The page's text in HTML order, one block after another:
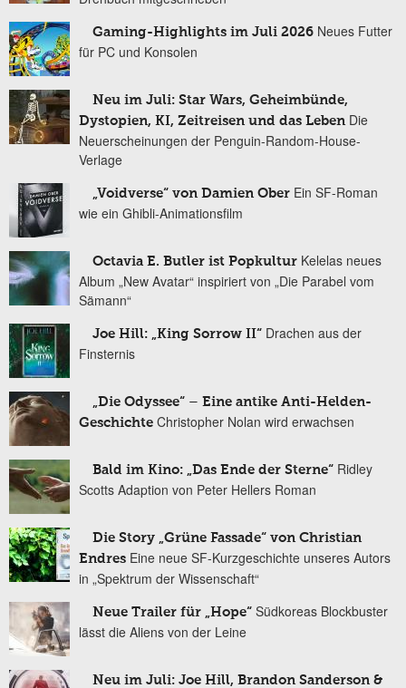
Gaming-Highlights im Juli 2026 Neues Futter
für PC und Konsolen
Neu im Juli: Star Wars, Geheimbünde,
Dystopien, KI, Zeitreisen und das Leben Die
Neuerscheinungen der Penguin-Random-House-
Verlage
„Voidverse“ von Damien Ober Ein SF-Roman
wie ein Ghibli-Animationsfilm
Octavia E. Butler ist Popkultur Kelelas neues
Album „New Avatar“ inspiriert von „Die Parabel vom
Sämann“
Joe Hill: „King Sorrow II“ Drachen aus der
Finsternis
„Die Odyssee“ – Eine antike Anti-Helden-
Geschichte Christopher Nolan wird erwachsen
Bald im Kino: „Das Ende der Sterne“ Ridley
Scotts Adaption von Peter Hellers Roman
Die Story „Grüne Fassade“ von Christian
Endres Eine neue SF-Kurzgeschichte unseres Autors
in „Spektrum der Wissenschaft“
Neue Trailer für „Hope“ Südkoreas Blockbuster
lässt die Aliens von der Leine
Neu im Juli: Joe Hill, Brandon Sanderson &